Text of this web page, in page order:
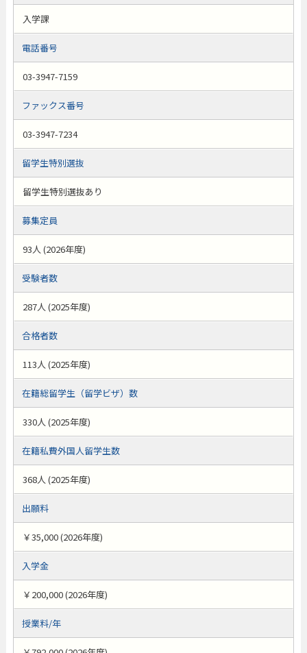
入学課
電話番号
03-3947-7159
ファックス番号
03-3947-7234
留学生特別選抜
留学生特別選抜あり
募集定員
93人 (2026年度)
受験者数
287人 (2025年度)
合格者数
113人 (2025年度)
在籍総留学生（留学ビザ）数
330人 (2025年度)
在籍私費外国人留学生数
368人 (2025年度)
出願料
￥35,000 (2026年度)
入学金
￥200,000 (2026年度)
授業料/年